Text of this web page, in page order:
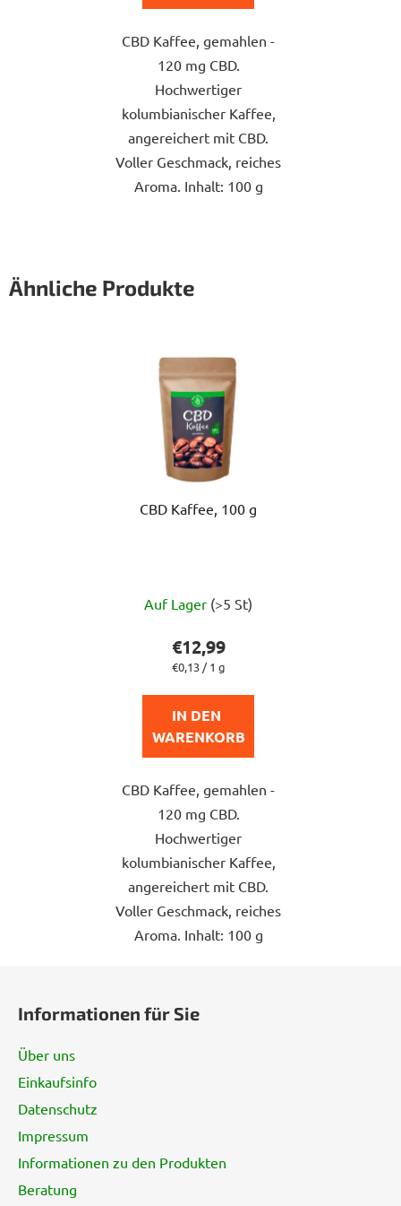
CBD Kaffee, gemahlen -
120 mg CBD.
Hochwertiger
kolumbianischer Kaffee,
angereichert mit CBD.
Voller Geschmack, reiches
Aroma. Inhalt: 100 g
Ähnliche Produkte
CBD Kaffee, 100 g
Auf Lager (>5 St)
€12,99
Verkaufspreis:
€0,13 / 1 g
IN DEN
WARENKORB
CBD Kaffee, gemahlen -
120 mg CBD.
Hochwertiger
kolumbianischer Kaffee,
angereichert mit CBD.
Voller Geschmack, reiches
Aroma. Inhalt: 100 g
Informationen für Sie
Über uns
Einkaufsinfo
Datenschutz
Impressum
Informationen zu den Produkten
Beratung